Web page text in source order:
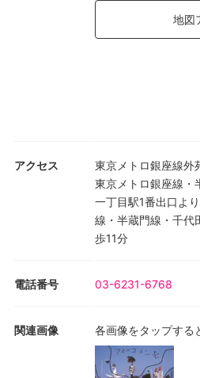
地図
アクセス
東京メトロ銀座線外
東京メトロ銀座線・
一丁目駅1番出口よ
線・半蔵門線・千代
歩11分
電話番号 03-6231-6768
関連画像 各画像をタップする